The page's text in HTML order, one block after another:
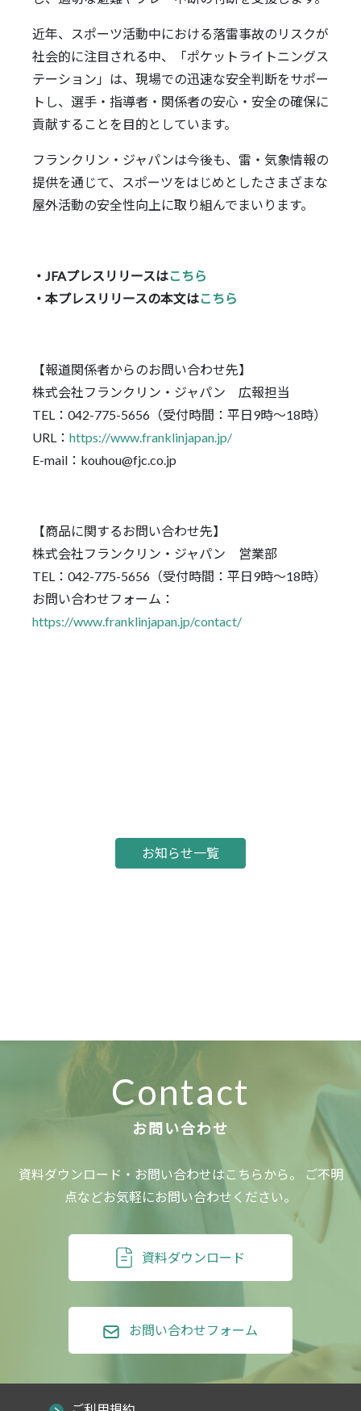
近年、スポーツ活動中における落雷事故のリスクが
社会的に注目される中、「ポケットライトニングス
テーション」は、現場での迅速な安全判断をサポー
トし、選手・指導者・関係者の安心・安全の確保に
貢献することを目的としています。
フランクリン・ジャパンは今後も、雷・気象情報の
提供を通じて、スポーツをはじめとしたさまざまな
屋外活動の安全性向上に取り組んでまいります。
・JFAプレスリリースはこちら
・本プレスリリースの本文はこちら
【報道関係者からのお問い合わせ先】
株式会社フランクリン・ジャパン 広報担当
TEL：042-775-5656（受付時間：平日9時～18時）
URL： https://www.franklinjapan.jp/
E-mail：kouhou@fjc.co.jp
【商品に関するお問い合わせ先】
株式会社フランクリン・ジャパン 営業部
TEL：042-775-5656（受付時間：平日9時～18時）
お問い合わせフォーム：
https://www.franklinjapan.jp/contact/
お知らせ一覧
Contact
資料ダウンロード・お問い合わせはこちらから。
ご不明
点などお気軽にお問い合わせください。
資料ダウンロード
お問い合わせフォーム